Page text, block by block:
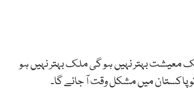
معیشت بہتر نہیں ہو گی ملک بہتر نہیں ہو
تو پاکستان میں مشکل وقت آ جائے گا۔